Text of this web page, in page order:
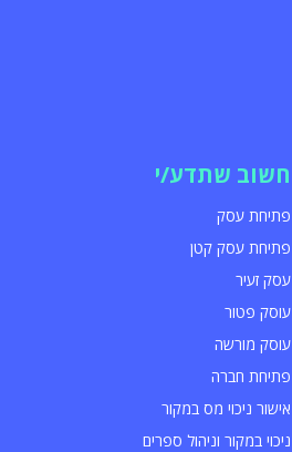
חשוב שתדע/י
פתיחת עסק
פתיחת עסק קטן
עסק זעיר
עוסק פטור
עוסק מורשה
פתיחת חברה
אישור ניכוי מס במקור
ניכוי במקור וניהול ספרים